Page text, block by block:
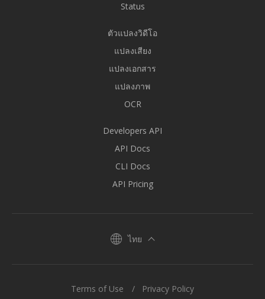
Status
ตัวแปลงวิดีโอ
แปลงเสียง
แปลงเอกสาร
แปลงภาพ
OCR
Developers API
API Docs
CLI Docs
API Pricing
ไทย
Terms of Use Privacy Policy